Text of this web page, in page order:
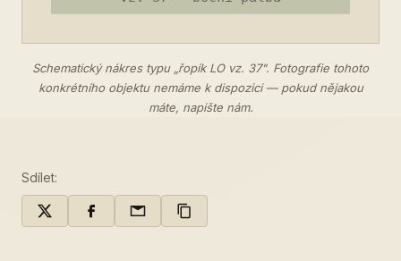
Schematický nákres typu „řopík LO vz. 37". Fotografie tohoto
konkrétního objektu nemáme k dispozici — pokud nějakou
máte, napište nám.
Sdílet: